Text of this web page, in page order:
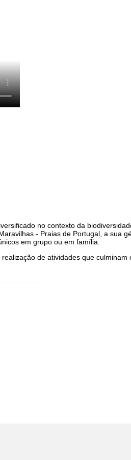
no contexto da
- Praias de Portugal, a sua
em grupo ou em família.
de atividades que